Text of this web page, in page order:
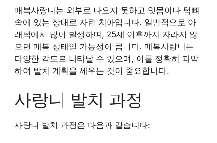
매복사랑니는 외부로 나오지 못하고 잇몸이나 턱뼈
속에 있는 상태로 자란 치아입니다. 일반적으로 아
래턱에서 많이 발생하며, 25세 이후까지 자라지 않
으면 매복 상태일 가능성이 큽니다. 매복사랑니는
다양한 각도로 나타날 수 있으며, 이를 정확히 파악
하여 발치 계획을 세우는 것이 중요합니다.
사랑니 발치 과정
사랑니 발치 과정은 다음과 같습니다: